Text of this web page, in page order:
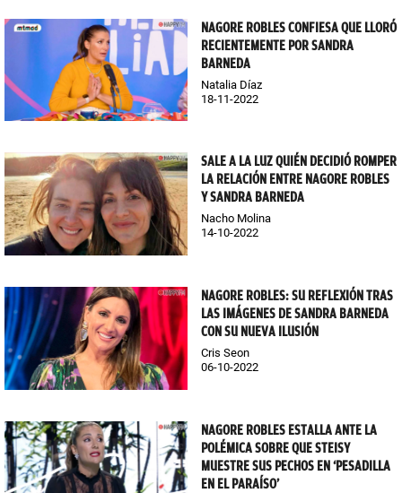
NAGORE ROBLES CONFIESA QUE LLORÓ
RECIENTEMENTE POR SANDRA
BARNEDA
Natalia Díaz
18-11-2022
SALE A LA LUZ QUIÉN DECIDIÓ ROMPER
LA RELACIÓN ENTRE NAGORE ROBLES
Y SANDRA BARNEDA
Nacho Molina
14-10-2022
NAGORE ROBLES: SU REFLEXIÓN TRAS
LAS IMÁGENES DE SANDRA BARNEDA
CON SU NUEVA ILUSIÓN
Cris Seon
06-10-2022
NAGORE ROBLES ESTALLA ANTE LA
POLÉMICA SOBRE QUE STEISY
MUESTRE SUS PECHOS EN ‘PESADILLA
EN EL PARAÍSO’